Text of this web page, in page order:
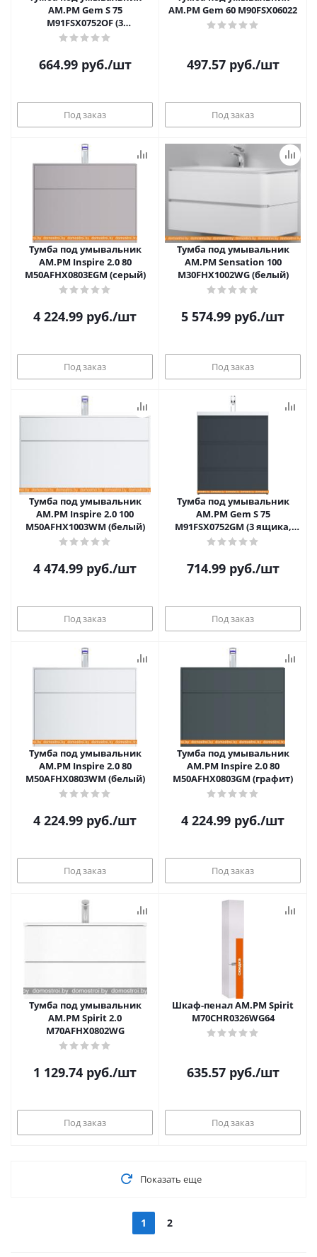
AM.PM Gem S 75
M91FSX0752OF (3
ящика,светлый дуб)
664.99руб./шт
Под заказ
AM.PM Gem 60 M90FSX06022
497.57руб./шт
Под заказ
Тумба под умывальник
AM.PM Inspire 2.0 80
M50AFHX0803EGM (серый)
4 224.99 руб./шт
Под заказ
Тумба под умывальник
AM.PM Sensation 100
M30FHX1002WG (белый)
5 574.99 руб./шт
Под заказ
Тумба под умывальник
AM.PM Inspire 2.0 100
M50AFHX1003WM (белый)
4 474.99 руб./шт
Под заказ
Тумба под умывальник
AM.PM Gem S 75
M91FSX0752GM (3 ящика,
графит)
714.99руб./шт
Под заказ
Тумба под умывальник
AM.PM Inspire 2.0 80
M50AFHX0803WM (белый)
4 224.99 руб./шт
Под заказ
Тумба под умывальник
AM.PM Inspire 2.0 80
M50AFHX0803GM (графит)
4 224.99 руб./шт
Под заказ
Тумба под умывальник
AM.PM Spirit 2.0
M70AFHX0802WG
1 129.74 руб./шт
Под заказ
Шкаф-пенал AM.PM Spirit
M70CHR0326WG64
635.57руб./шт
Под заказ
Показать еще
1 2